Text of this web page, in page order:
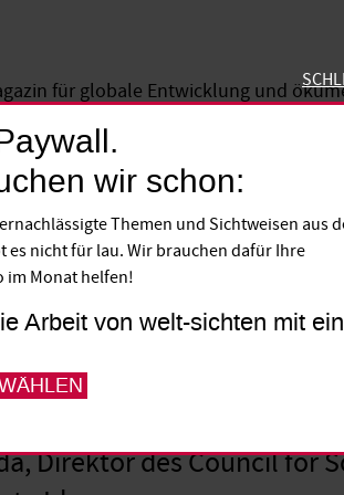
für globale Entwicklung und
der EU
auf Importgüter eine
wurden als vergleichbare
Direktor des Council for
wir schon:
Themen und Sichtweisen aus
es nicht für lau. Wir brauchen dafür Ihre
im Monat helfen!
Arbeit von welt-sichten mit